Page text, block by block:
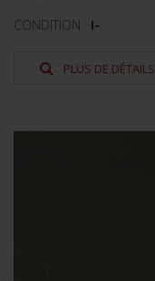
CONDITION : I-
PLUS DE DÉTAILS